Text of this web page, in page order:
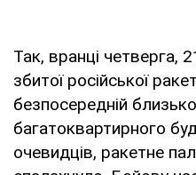
Так, вранці четверга,
збитої російської
безпосередній
багатоквартирного
очевидців, ракетне